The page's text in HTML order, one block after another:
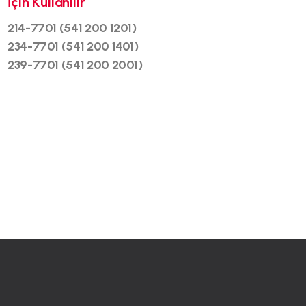
214-7701 (541 200 1201)
234-7701 (541 200 1401)
239-7701 (541 200 2001)